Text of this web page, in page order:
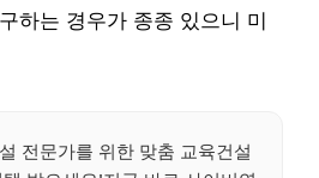
하는 경우가 종종 있으니 미
전문가를 위한 맞춤 교육건설